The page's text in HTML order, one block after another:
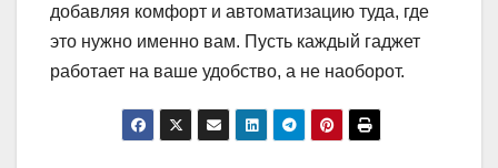
добавляя комфорт и автоматизацию туда, где
это нужно именно вам. Пусть каждый гаджет
работает на ваше удобство, а не наоборот.